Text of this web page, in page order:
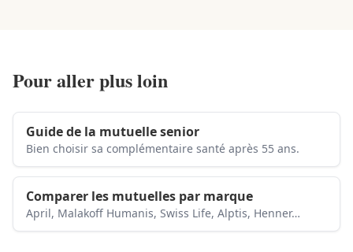
Pour aller plus loin
Guide de la mutuelle senior
Bien choisir sa complémentaire santé après 55 ans.
Comparer les mutuelles par marque
April, Malakoff Humanis, Swiss Life, Alptis, Henner…